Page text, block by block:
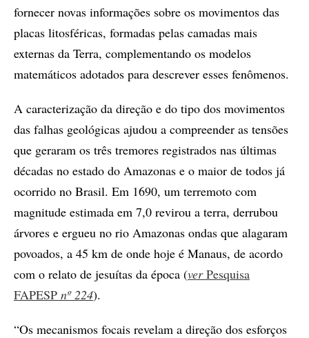
fornecer novas informações sobre os movimentos das
placas litosféricas, formadas pelas camadas mais
externas da Terra, complementando os modelos
matemáticos adotados para descrever esses fenômenos.
A caracterização da direção e do tipo dos movimentos
das falhas geológicas ajudou a compreender as tensões
que geraram os três tremores registrados nas últimas
décadas no estado do Amazonas e o maior de todos já
ocorrido no Brasil. Em 1690, um terremoto com
magnitude estimada em 7,0 revirou a terra, derrubou
árvores e ergueu no rio Amazonas ondas que alagaram
povoados, a 45 km de onde hoje é Manaus, de acordo
com o relato de jesuítas da época (verPesquisa
FAPESP nº 224).
“Os mecanismos focais revelam a direção dos esforços